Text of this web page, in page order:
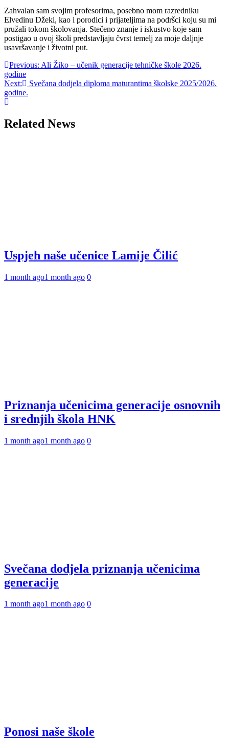
Zahvalan sam svojim profesorima, posebno mom razredniku
Elvedinu Džeki, kao i porodici i prijateljima na podršci koju su mi
pružali tokom školovanja. Stečeno znanje i iskustvo koje sam
postigao u ovoj školi predstavljaju čvrst temelj za moje daljnje
usavršavanje i životni put.
Post
navigation
Previous: Ali Žiko – učenik generacije tehničke škole 2026.
godine
Next:
Svečana dodjela diploma maturantima školske 2025/2026.
godine.
Related News
Uspjeh naše učenice Lamije Čilić
1 month ago1 month ago 0
Priznanja učenicima generacije osnovnih
i srednjih škola HNK
1 month ago1 month ago 0
Svečana dodjela priznanja učenicima
generacije
1 month ago1 month ago 0
Ponosi naše škole